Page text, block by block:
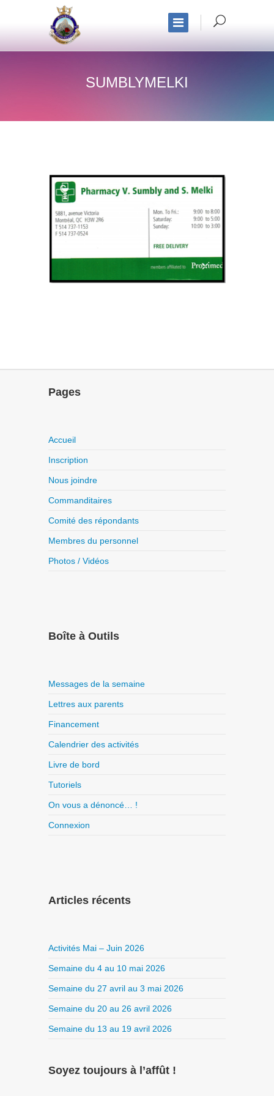
SUMBLYMELKI
Pages
Accueil
Inscription
Nous joindre
Commanditaires
Comité des répondants
Membres du personnel
Photos / Vidéos
Boîte à Outils
Messages de la semaine
Lettres aux parents
Financement
Calendrier des activités
Livre de bord
Tutoriels
On vous a dénoncé… !
Connexion
Articles récents
Activités Mai – Juin 2026
Semaine du 4 au 10 mai 2026
Semaine du 27 avril au 3 mai 2026
Semaine du 20 au 26 avril 2026
Semaine du 13 au 19 avril 2026
Soyez toujours à l’affût !